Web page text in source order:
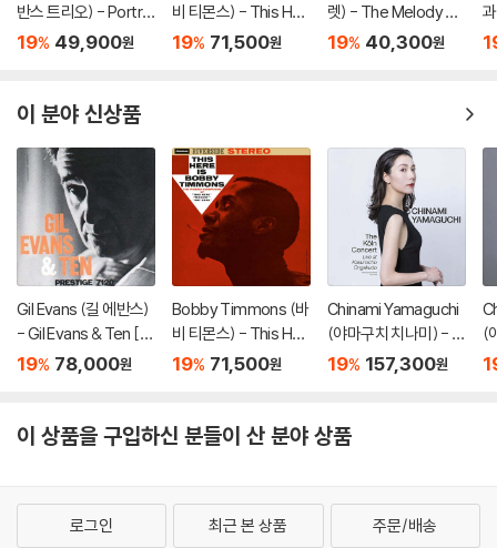
반스 트리오) - Portrai
t In Jazz [LP]
19% 49,900원
비 티몬스) - This Her
e Is Bobby Timmon
19% 71,500원
렛) - The Melody At
Night, With You [LP]
19% 40,300원
이 분야 신상품
Gil Evans (길 에반스)
- Gil Evans & Ten [L
P]
19% 78,000원
Bobby Timmons (바
비 티몬스) - This Her
e Is Bobby Timmon
19% 71,500원
Chinami Yamaguchi
(야마구치 치나미) - Li
ve at Kasumicho On
19% 157,300원
(
이 상품을 구입하신 분들이 산 분야 상품
로그인 최근 본 상품 주문/배송